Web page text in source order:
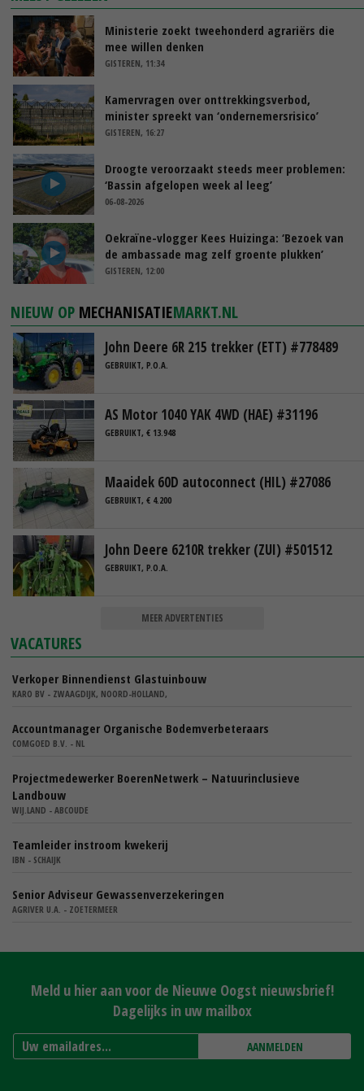
Ministerie zoekt tweehonderd agrariërs die
mee willen denken
GISTEREN, 11:34
Kamervragen over onttrekkingsverbod,
minister spreekt van ‘ondernemersrisico’
GISTEREN, 16:27
Droogte veroorzaakt steeds meer problemen:
‘Bassin afgelopen week al leeg’
06-08-2026
Oekraïne-vlogger Kees Huizinga: ‘Bezoek van
de ambassade mag zelf groente plukken’
GISTEREN, 12:00
NIEUW OP MECHANISATIEMARKT.NL
John Deere 6R 215 trekker (ETT) #778489
GEBRUIKT, P.O.A.
AS Motor 1040 YAK 4WD (HAE) #31196
GEBRUIKT, € 13.948
Maaidek 60D autoconnect (HIL) #27086
GEBRUIKT, € 4.200
John Deere 6210R trekker (ZUI) #501512
GEBRUIKT, P.O.A.
MEER ADVERTENTIES
VACATURES
Verkoper Binnendienst Glastuinbouw
KARO BV - ZWAAGDIJK, NOORD-HOLLAND,
Accountmanager Organische Bodemverbeteraars
COMGOED B.V. - NL
Projectmedewerker BoerenNetwerk – Natuurinclusieve
Landbouw
WIJ.LAND - ABCOUDE
Teamleider instroom kwekerij
IBN - SCHAIJK
Senior Adviseur Gewassenverzekeringen
AGRIVER U.A. - ZOETERMEER
Meld u hier aan voor de Nieuwe Oogst nieuwsbrief!
Dagelijks in uw mailbox
AANMELDEN